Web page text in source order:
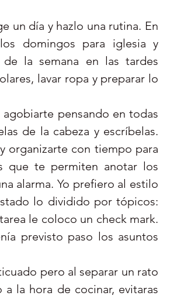
un día y hazlo una rutina. En
domingos para iglesia y
la semana en las tardes
lavar ropa y preparar lo
pensando en todas
de la cabeza y escríbelas.
organizarte con tiempo para
que te permiten anotar los
alarma. Yo prefiero al estilo
lo dividido por tópicos:
le coloco un check mark.
previsto paso los asuntos
pero al separar un rato
la hora de cocinar, evitaras